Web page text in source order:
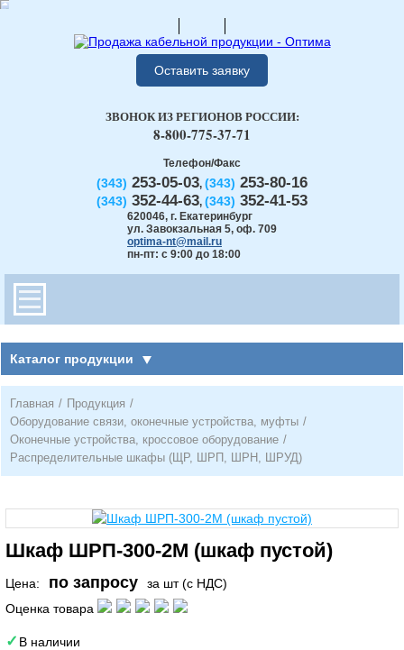
Оставить заявку
Телефон/Факс
(343) 253-05-03, (343) 253-80-16
(343) 352-44-63, (343) 352-41-53
620046, г. Екатеринбург
ул. Завокзальная 5, оф. 709
optima-nt@mail.ru
пн-пт: с 9:00 до 18:00
ЗВОНОК ИЗ РЕГИОНОВ РОССИИ:
8-800-775-37-71
Каталог продукции
Главная / Продукция /
Оборудование связи, оконечные устройства, муфты /
Оконечные устройства, кроссовое оборудование /
Распределительные шкафы (ЩР, ШРП, ШРН, ШРУД)
Шкаф ШРП-300-2М (шкаф пустой)
Цена: по запросу
за шт (с НДС)
Оценка товара
В наличии